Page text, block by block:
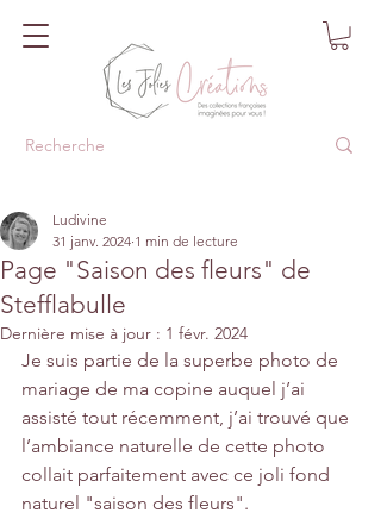
Page "Saison des fleurs" de
Stefflabulle
Ludivine
31 janv. 2024 1 min de lecture
Dernière mise à jour : 1 févr. 2024
Je suis partie de la superbe photo de
mariage de ma copine auquel j’ai
assisté tout récemment, j’ai trouvé que
l’ambiance naturelle de cette photo
collait parfaitement avec ce joli fond
naturel "saison des fleurs".